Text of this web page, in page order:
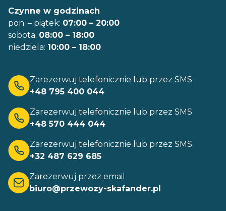
Czynne w godzinach
pon. – piątek: 07:00 – 20:00
sobota: 08:00 – 18:00
niedziela: 10:00 – 18:00
Zarezerwuj telefonicznie lub przez SMS
+48 795 400 044
Zarezerwuj telefonicznie lub przez SMS
+48 570 444 044
Zarezerwuj telefonicznie lub przez SMS
+32 487 629 685
Zarezerwuj przez email
biuro@przewozy-skafander.pl